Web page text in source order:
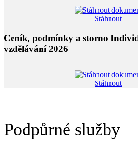
Stáhnout
Ceník, podmínky a storno
vzdělávání 2026
Stáhnout
Podpůrné služby